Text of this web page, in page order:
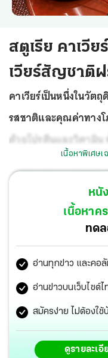
สตูเรีย คาเวี
เวียร์สัญชาติฝ
คาเวียร์เป็นหนึ่งในวัต
รสชาติและคุณค่าทางโ
ด้วยโปรตีนและวิตามิน
อาทิ ไอโอดีน สัง
แมกนีเซียม คาเวียร์ยังเ
ขึ้นไปอีก ซึ่งคาเวียร์ไ
ตะวันตก อย่างล่าสุด เ
เจ้าของสูตรอาหารขอ
แมนดาริน โอเรียนเต็ล
คาเวียร์สัญชาติฝรั่งเศ
เวียร์เป็นวัตถุดิบ ที่ทำใ
เดียว
เนื้อหาพิเศษ
หนั
เนื้อหาค
ทด
อ่านทุกข่าว และคอ
อ่านข่าวบนเว็บไซต์
สมัครง่าย ไม่ต้องใช้
ดูรายละเอี